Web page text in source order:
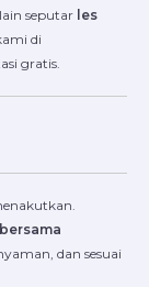
seputar les
di
gratis.
dan sesuai